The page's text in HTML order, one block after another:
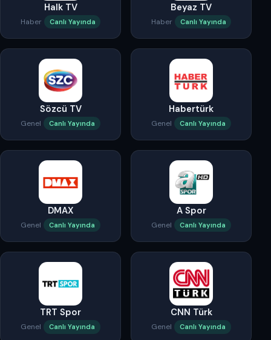
Halk TV
Haber Canlı Yayında
Beyaz TV
Haber Canlı Yayında
Sözcü TV
Genel Canlı Yayında
Habertürk
Genel Canlı Yayında
DMAX
Genel Canlı Yayında
A Spor
Genel Canlı Yayında
TRT Spor
Genel Canlı Yayında
CNN Türk
Genel Canlı Yayında